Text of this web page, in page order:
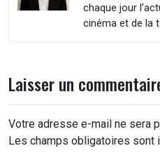
chaque jour
cinéma et de la
Laisser un
Votre adresse e-mail ne sera
Les champs obligatoires sont